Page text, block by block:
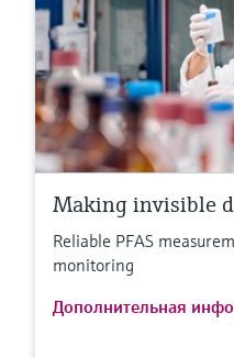
Making invisible
Reliable PFAS
monitoring
Дополнительная